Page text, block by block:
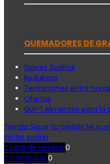
QUEMADORES DE
Sobres Sueltos
ReduKeto
Tentaciones entre horas
Ofertas
GLP-1 Alimentos para
Tienda Sigue tu pedido Mi
Iniciar sesión
 Lista de deseos 0
 Comparar 0